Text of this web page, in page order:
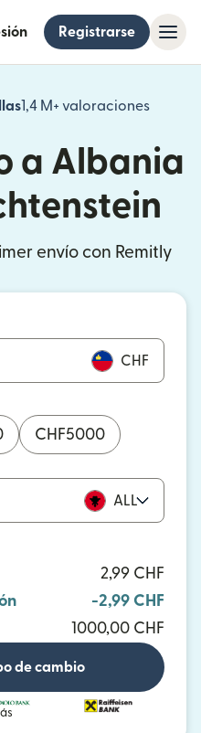
Registrarse
1,4 M+ valoraciones
(se
a Albania
envío con Remitly
CHF
CHF5000
ALL
2,99 CHF
-2,99 CHF
1000,00 CHF
de cambio